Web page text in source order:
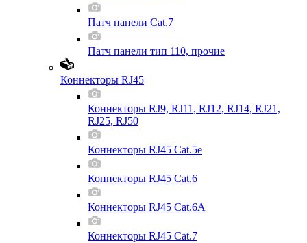
Патч панели Cat.7
Патч панели тип 110, прочие
Коннекторы RJ45
Коннекторы RJ9, RJ11, RJ12, RJ14, RJ21,
RJ25, RJ50
Коннекторы RJ45 Cat.5e
Коннекторы RJ45 Cat.6
Коннекторы RJ45 Cat.6A
Коннекторы RJ45 Cat.7